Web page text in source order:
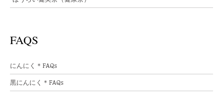
FAQS
にんにく＊FAQs
黒にんにく＊FAQs